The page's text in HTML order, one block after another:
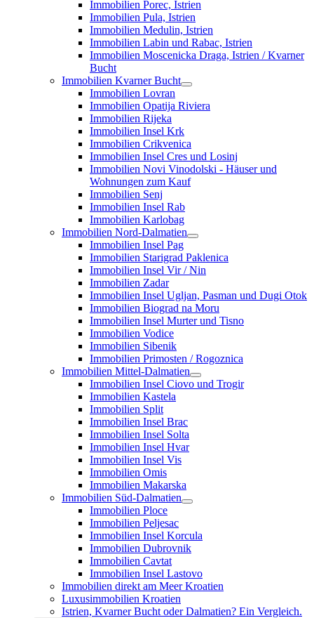
Immobilien Porec, Istrien
Immobilien Pula, Istrien
Immobilien Medulin, Istrien
Immobilien Labin und Rabac, Istrien
Immobilien Moscenicka Draga, Istrien / Kvarner
Bucht
Immobilien Kvarner Bucht
Immobilien Lovran
Immobilien Opatija Riviera
Immobilien Rijeka
Immobilien Insel Krk
Immobilien Crikvenica
Immobilien Insel Cres und Losinj
Immobilien Novi Vinodolski - Häuser und
Wohnungen zum Kauf
Immobilien Senj
Immobilien Insel Rab
Immobilien Karlobag
Immobilien Nord-Dalmatien
Immobilien Insel Pag
Immobilien Starigrad Paklenica
Immobilien Insel Vir / Nin
Immobilien Zadar
Immobilien Insel Ugljan, Pasman und Dugi Otok
Immobilien Biograd na Moru
Immobilien Insel Murter und Tisno
Immobilien Vodice
Immobilien Sibenik
Immobilien Primosten / Rogoznica
Immobilien Mittel-Dalmatien
Immobilien Insel Ciovo und Trogir
Immobilien Kastela
Immobilien Split
Immobilien Insel Brac
Immobilien Insel Solta
Immobilien Insel Hvar
Immobilien Insel Vis
Immobilien Omis
Immobilien Makarska
Immobilien Süd-Dalmatien
Immobilien Ploce
Immobilien Peljesac
Immobilien Insel Korcula
Immobilien Dubrovnik
Immobilien Cavtat
Immobilien Insel Lastovo
Immobilien direkt am Meer Kroatien
Luxusimmobilien Kroatien
Istrien, Kvarner Bucht oder Dalmatien? Ein Vergleich.